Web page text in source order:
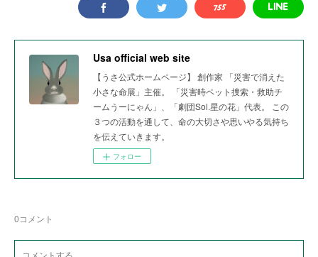
Usa official web site
【うさ公式ホームページ】 創作家 「災害で消えた
小さな命展」主催。 「災害時ペット捜索・救助チ
ームうーにゃん」、「劇団Sol.星の花」代表。 この
３つの活動を通して、命の大切さや思いやる気持ち
を伝えていきます。
フォロー
0コメント